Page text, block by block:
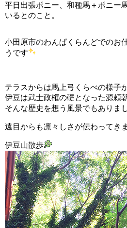
平日出張ポニー、和種馬＋ポニー
いるとのこと。
小田原市のわんぱくらんどでのお
うです
テラスからは馬上弓くらべの様子
伊豆は武士政権の礎となった源頼
そんな歴史を想う風景でもありま
遠目からも凛々しさが伝わってき
伊豆山散歩